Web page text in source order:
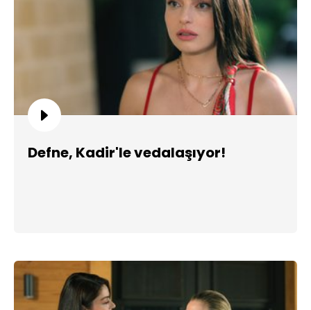
Defne, Kadir'le vedalaşıyor!